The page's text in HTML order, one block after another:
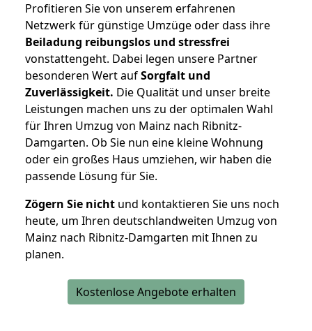
Profitieren Sie von unserem erfahrenen
Netzwerk für günstige Umzüge oder dass ihre
Beiladung reibungslos und stressfrei
vonstattengeht. Dabei legen unsere Partner
besonderen Wert aufSorgfalt und
Zuverlässigkeit. Die Qualität und unser breite
Leistungen machen uns zu der optimalen Wahl
für Ihren Umzug von Mainz nach Ribnitz-
Damgarten. Ob Sie nun eine kleine Wohnung
oder ein großes Haus umziehen, wir haben die
passende Lösung für Sie.
Zögern Sie nicht und kontaktieren Sie uns noch
heute, um Ihren deutschlandweiten Umzug von
Mainz nach Ribnitz-Damgarten mit Ihnen zu
planen.
Kostenlose Angebote erhalten